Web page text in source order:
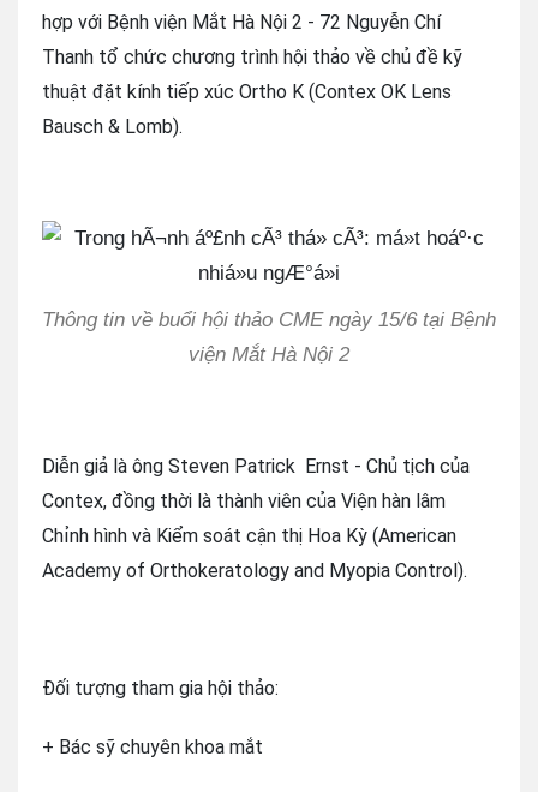
hợp với Bệnh viện Mắt Hà Nội 2 - 72 Nguyễn Chí
Thanh tổ chức chương trình hội thảo về chủ đề kỹ
thuật đặt kính tiếp xúc Ortho K (Contex OK Lens
Bausch & Lomb).
Thông tin về buổi hội thảo CME ngày 15/6 tại Bệnh
viện Mắt Hà Nội 2
Diễn giả là ông Steven Patrick Ernst - Chủ tịch của
Contex, đồng thời là thành viên của Viện hàn lâm
Chỉnh hình và Kiểm soát cận thị Hoa Kỳ (American
Academy of Orthokeratology and Myopia Control).
Đối tượng tham gia hội thảo:
+ Bác sỹ chuyên khoa mắt